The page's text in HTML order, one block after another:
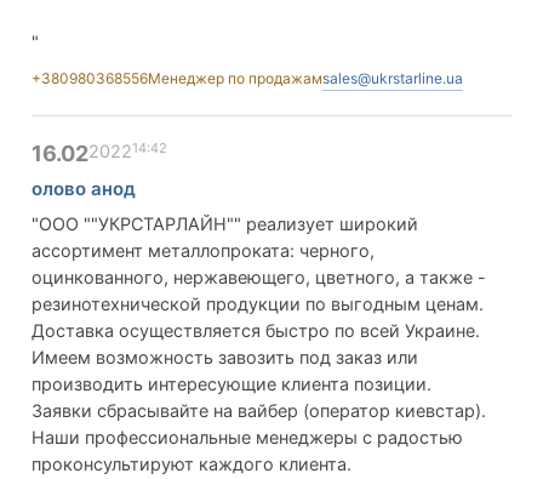
"
+380980368556Менеджер по продажамsales@ukrstarline.ua
16.02202214:42
олово анод
"ООО ""УКРСТАРЛАЙН"" реализует широкий
ассортимент металлопроката: черного,
оцинкованного, нержавеющего, цветного, а также -
резинотехнической продукции по выгодным ценам.
Доставка осуществляется быстро по всей Украине.
Имеем возможность завозить под заказ или
производить интересующие клиента позиции.
Заявки сбрасывайте на вайбер (оператор киевстар).
Наши профессиональные менеджеры с радостью
проконсультируют каждого клиента.